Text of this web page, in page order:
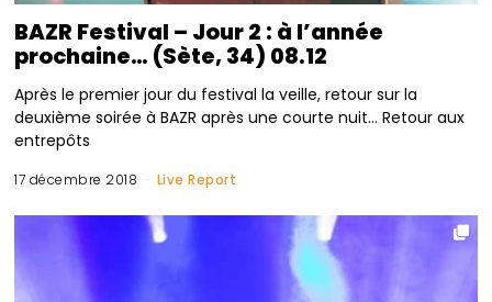
BAZR Festival – Jour 2 : à l’année
prochaine… (Sète, 34) 08.12
Après le premier jour du festival la veille, retour sur la
deuxième soirée à BAZR après une courte nuit… Retour aux
entrepôts
17 décembre 2018 Live Report